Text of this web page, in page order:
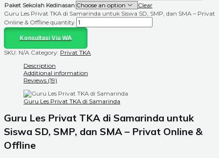
Paket Sekolah Kedinasan
Clear
Guru Les Privat TKA di Samarinda untuk Siswa SD, SMP, dan SMA – Privat
Online & Offline quantity
Konsultasi Via WA
SKU: N/A Category: Privat TKA
Description
Additional information
Reviews (19)
Guru Les Privat TKA di Samarinda
Guru Les Privat TKA di Samarinda untuk
Siswa SD, SMP, dan SMA – Privat Online &
Offline